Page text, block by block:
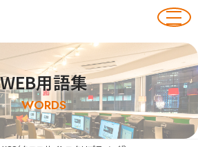
WEB用語集
WORDS